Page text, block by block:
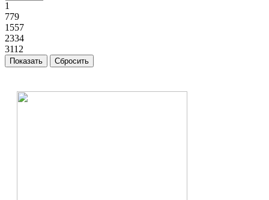
1
779
1557
2334
3112